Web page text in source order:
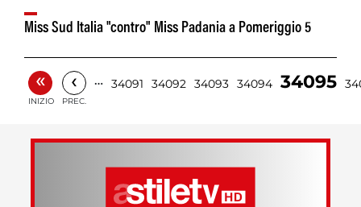
Miss Sud Italia "contro" Miss Padania a Pomeriggio 5
«
INIZIO
‹
PREC.
… 34091 34092 34093 34094 34095